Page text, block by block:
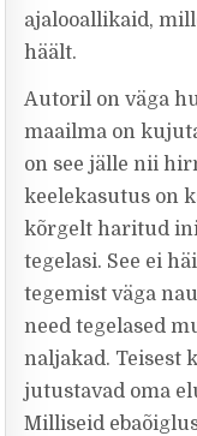
ajalooallikaid,
häält.
Autoril on väga
maailma on
on see jälle nii
keelekasutus on
kõrgelt haritud
tegelasi. See ei
tegemist väga
need tegelased
naljakad. Teisest
jutustavad oma
Milliseid